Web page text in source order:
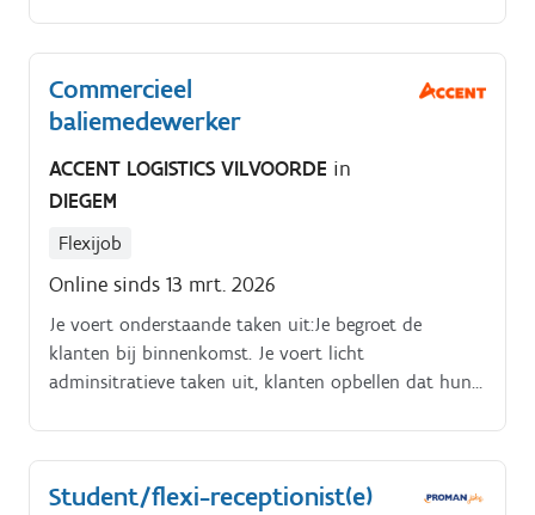
de barema's.
Commercieel
baliemedewerker
ACCENT LOGISTICS VILVOORDE in
DIEGEM
Flexijob
Online sinds 13 mrt. 2026
Je voert onderstaande taken uit:Je begroet de
klanten bij binnenkomst. Je voert licht
adminsitratieve taken uit, klanten opbellen dat hun
Student/flexi-receptionist(e)